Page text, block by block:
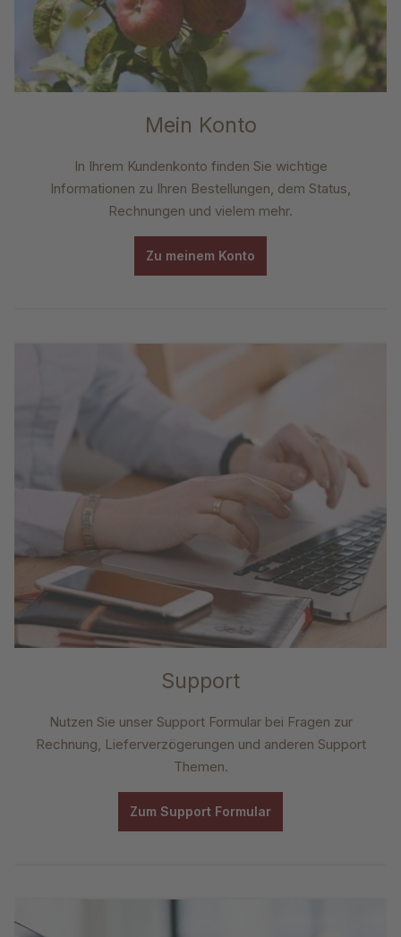
Mein Konto
In Ihrem Kundenkonto finden Sie wichtige
Informationen zu Ihren Bestellungen, dem Status,
Rechnungen und vielem mehr.
Zu meinem Konto
Support
Nutzen Sie unser Support Formular bei Fragen zur
Rechnung, Lieferverzögerungen und anderen Support
Themen.
Zum Support Formular